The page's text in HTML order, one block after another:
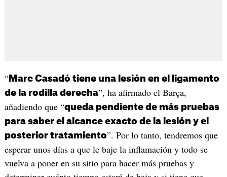
“Marc Casadó tiene una lesión en el ligamento
de la rodilla derecha”, ha afirmado el Barça,
añadiendo que “queda pendiente de más pruebas
para saber el alcance exacto de la lesión y el
posterior tratamiento”. Por lo tanto, tendremos que
esperar unos días a que le baje la inflamación y todo se
vuelva a poner en su sitio para hacer más pruebas y